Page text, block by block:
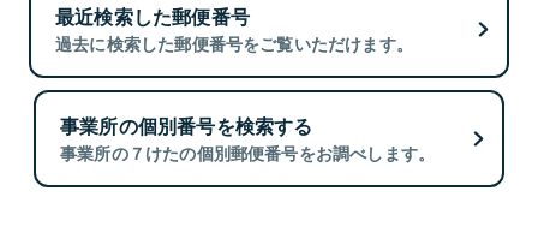
最近検索した郵便番号
過去に検索した郵便番号をご覧いただけます。
事業所の個別番号を検索する
事業所の７けたの個別郵便番号をお調べします。